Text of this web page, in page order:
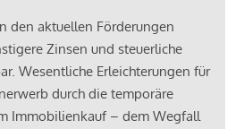
den aktuellen Förderungen
Zinsen und steuerliche
Wesentliche Erleichterungen für
durch die temporäre
Immobilienkauf – dem Wegfall